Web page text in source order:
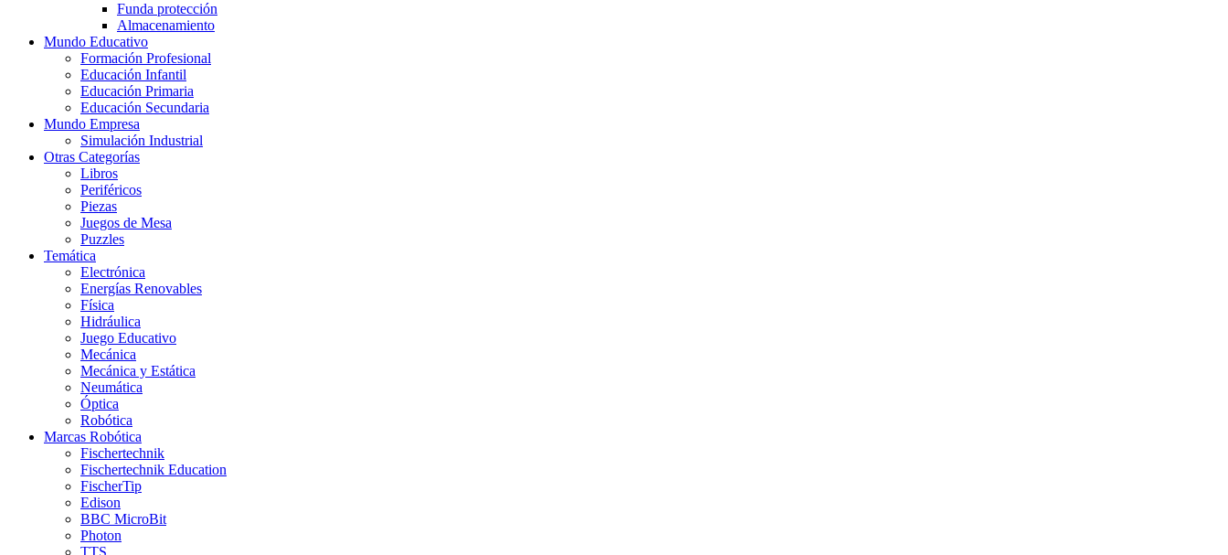
Funda protección
Almacenamiento
Mundo Educativo
Formación Profesional
Educación Infantil
Educación Primaria
Educación Secundaria
Mundo Empresa
Simulación Industrial
Otras Categorías
Libros
Periféricos
Piezas
Juegos de Mesa
Puzzles
Temática
Electrónica
Energías Renovables
Física
Hidráulica
Juego Educativo
Mecánica
Mecánica y Estática
Neumática
Óptica
Robótica
Marcas Robótica
Fischertechnik
Fischertechnik Education
FischerTip
Edison
BBC MicroBit
Photon
TTS